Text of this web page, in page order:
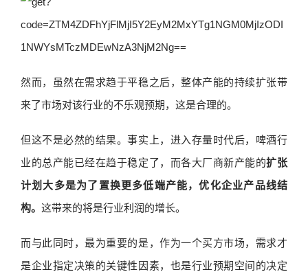
然而，虽然在需求趋于平稳之后，整体产能的持续扩张带
来了市场对该行业的不乐观预期，这是合理的。
但这不是必然的结果。事实上，进入存量时代后，啤酒行
业的总产能已经在趋于稳定了，而各大厂商新产能的扩张
计划大多是为了置换更多低端产能，优化企业产品线结
构。 这带来的将是行业利润的增长。
而与此同时，最为重要的是，作为一个买方市场，需求才
是企业指定决策的关键性因素，也是行业预期空间的决定